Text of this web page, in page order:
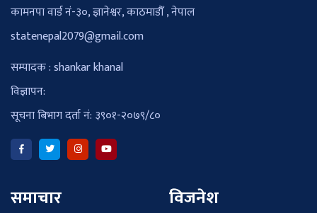
कामनपा वार्ड नं-३०, ज्ञानेश्वर, काठमाडौँ , नेपाल
statenepal2079@gmail.com
सम्पादक : shankar khanal
विज्ञापन:
सूचना बिभाग दर्ता नं: ३९०१-२०७९/८०
समाचार विजनेश